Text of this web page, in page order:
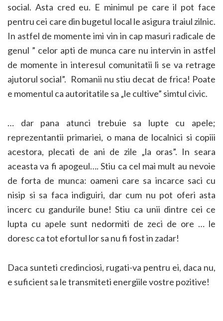
social. Asta cred eu. E minimul pe care il pot face
pentru cei care din bugetul local le asigura traiul zilnic.
In astfel de momente imi vin in cap masuri radicale de
genul ” celor apti de munca care nu intervin in astfel
de momente in interesul comunitatii li se va retrage
ajutorul social”. Romanii nu stiu decat de frica! Poate
e momentul ca autoritatile sa „le cultive” simtul civic.
… dar pana atunci trebuie sa lupte cu apele;
reprezentantii primariei, o mana de localnici si copiii
acestora, plecati de ani de zile „la oras”. In seara
aceasta va fi apogeul…. Stiu ca cel mai mult au nevoie
de forta de munca: oameni care sa incarce saci cu
nisip si sa faca indiguiri, dar cum nu pot oferi asta
incerc cu gandurile bune! Stiu ca unii dintre cei ce
lupta cu apele sunt nedormiti de zeci de ore … le
doresc ca tot efortul lor sa nu fi fost in zadar!
Daca sunteti credinciosi, rugati-va pentru ei, daca nu,
e suficient sa le transmiteti energiile vostre pozitive!